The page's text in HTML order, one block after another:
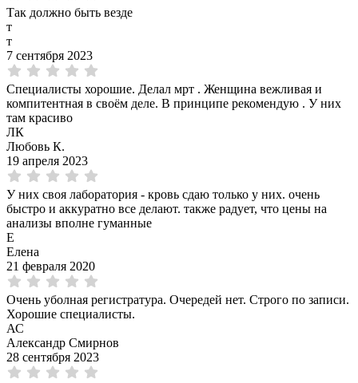
Так должно быть везде
т
т
7 сентября 2023
Специалисты хорошие. Делал мрт . Женщина вежливая и
компитентная в своём деле. В принципе рекомендую . У них
там красиво
ЛК
Любовь К.
19 апреля 2023
У них своя лаборатория - кровь сдаю только у них. очень
быстро и аккуратно все делают. также радует, что цены на
анализы вполне гуманные
Е
Елена
21 февраля 2020
Очень уболная регистратура. Очередей нет. Строго по записи.
Хорошие специалисты.
АС
Александр Смирнов
28 сентября 2023